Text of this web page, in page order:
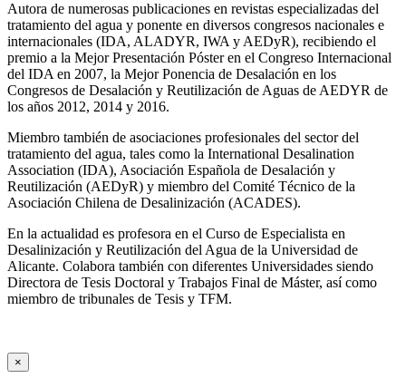
Autora de numerosas publicaciones en revistas especializadas del
tratamiento del agua y ponente en diversos congresos nacionales e
internacionales (IDA, ALADYR, IWA y AEDyR), recibiendo el
premio a la Mejor Presentación Póster en el Congreso Internacional
del IDA en 2007, la Mejor Ponencia de Desalación en los
Congresos de Desalación y Reutilización de Aguas de AEDYR de
los años 2012, 2014 y 2016.
Miembro también de asociaciones profesionales del sector del
tratamiento del agua, tales como la International Desalination
Association (IDA), Asociación Española de Desalación y
Reutilización (AEDyR) y miembro del Comité Técnico de la
Asociación Chilena de Desalinización (ACADES).
En la actualidad es profesora en el Curso de Especialista en
Desalinización y Reutilización del Agua de la Universidad de
Alicante. Colabora también con diferentes Universidades siendo
Directora de Tesis Doctoral y Trabajos Final de Máster, así como
miembro de tribunales de Tesis y TFM.
×